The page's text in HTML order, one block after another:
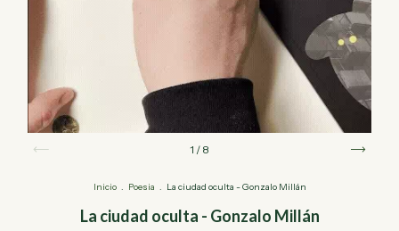
1 / 8
Inicio Poesia La ciudad oculta - Gonzalo Millán
La ciudad oculta - Gonzalo Millán